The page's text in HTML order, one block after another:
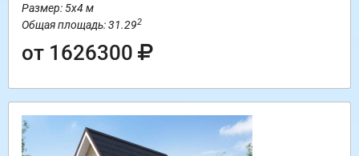
Размер: 5х4 м
Общая площадь: 31.292
от 1626300